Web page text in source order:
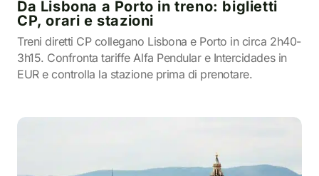
Da Lisbona a Porto in treno: biglietti
CP, orari e stazioni
Treni diretti CP collegano Lisbona e Porto in circa 2h40-
3h15. Confronta tariffe Alfa Pendular e Intercidades in
EUR e controlla la stazione prima di prenotare.